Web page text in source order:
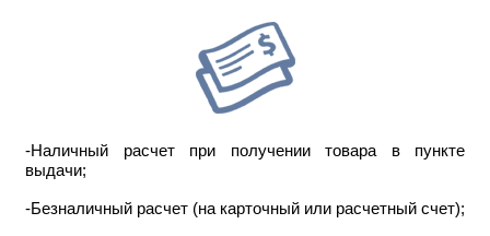
-Наличный расчет при получении товара в пункте
выдачи;
-Безналичный расчет (на карточный или расчетный счет);